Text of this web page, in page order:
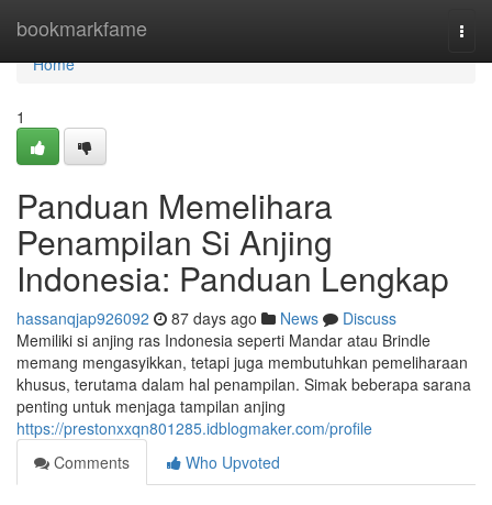
bookmarkfame
Home
Home
1
Panduan Memelihara
Penampilan Si Anjing
Indonesia: Panduan Lengkap
hassanqjap926092 87 days ago News
Discuss
Memiliki si anjing ras Indonesia seperti Mandar atau Brindle
memang mengasyikkan, tetapi juga membutuhkan pemeliharaan
khusus, terutama dalam hal penampilan. Simak beberapa sarana
penting untuk menjaga tampilan anjing
https://prestonxxqn801285.idblogmaker.com/profile
Comments
Who Upvoted